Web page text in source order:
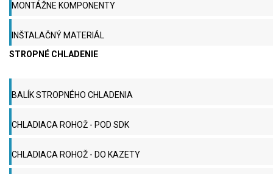
MONTÁŽNE KOMPONENTY
INŠTALAČNÝ MATERIÁL
STROPNÉ CHLADENIE
BALÍK STROPNÉHO CHLADENIA
CHLADIACA ROHOŽ - POD SDK
CHLADIACA ROHOŽ - DO KAZETY